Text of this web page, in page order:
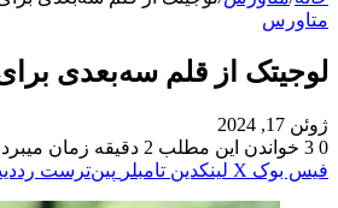
متاورس
لوجیتک از قلم سه‌بعدی
ژوئن 17, 2024
0
خواندن این مطلب 2 دقیقه زمان میبرد
فیس بوک X لینکدین ‫تامبلر ‫پین‌ترست